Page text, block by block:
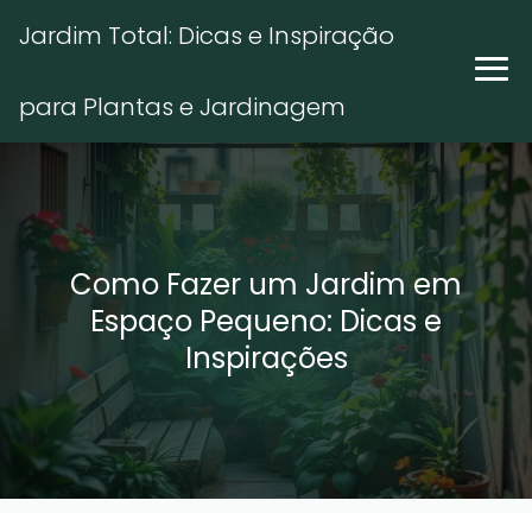
Jardim Total: Dicas e Inspiração
para Plantas e Jardinagem
Como Fazer um Jardim em
Espaço Pequeno: Dicas e
Inspirações